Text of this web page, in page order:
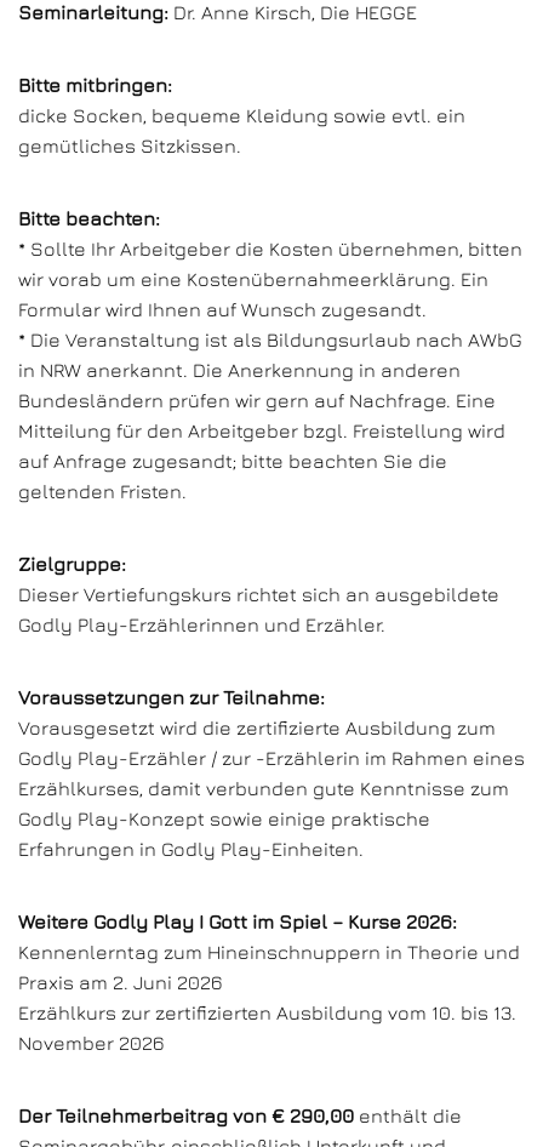
Seminarleitung: Dr. Anne Kirsch, Die HEGGE
Bitte mitbringen:
dicke Socken, bequeme Kleidung sowie evtl. ein
gemütliches Sitzkissen.
Bitte beachten:
* Sollte Ihr Arbeitgeber die Kosten übernehmen, bitten
wir vorab um eine Kostenübernahmeerklärung. Ein
Formular wird Ihnen auf Wunsch zugesandt.
* Die Veranstaltung ist als Bildungsurlaub nach AWbG
in NRW anerkannt. Die Anerkennung in anderen
Bundesländern prüfen wir gern auf Nachfrage. Eine
Mitteilung für den Arbeitgeber bzgl. Freistellung wird
auf Anfrage zugesandt; bitte beachten Sie die
geltenden Fristen.
Zielgruppe:
Dieser Vertiefungskurs richtet sich an ausgebildete
Godly Play-Erzählerinnen und Erzähler.
Voraussetzungen zur Teilnahme:
Vorausgesetzt wird die zertifizierte Ausbildung zum
Godly Play-Erzähler / zur -Erzählerin im Rahmen eines
Erzählkurses, damit verbunden gute Kenntnisse zum
Godly Play-Konzept sowie einige praktische
Erfahrungen in Godly Play-Einheiten.
Weitere Godly Play I Gott im Spiel – Kurse 2026:
Kennenlerntag zum Hineinschnuppern in Theorie und
Praxis am 2. Juni 2026
Erzählkurs zur zertifizierten Ausbildung vom 10. bis 13.
November 2026
Der Teilnehmerbeitrag von € 290,00 enthält die